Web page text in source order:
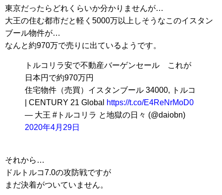
東京だったらどれくらいか分かりませんが…
大王の住む都市だと軽く5000万以上しそうなこのイスタン
ブール物件が…
なんと約970万で売りに出ているようです。
トルコリラ安で不動産バーゲンセール これが
日本円で約970万円
住宅物件（売買）イスタンブール 34000, トルコ
| CENTURY 21 Global
https://t.co/E4ReNrMoD0
— 大王 #トルコリラ と地獄の日々 (@daiobn)
2020年4月29日
それから…
ドルトルコ7.0の攻防戦ですが
まだ決着がついていません。